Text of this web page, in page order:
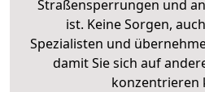
Straßensperrungen und
ist. Keine Sorgen,
Spezialisten und
damit Sie sich auf
konzentrieren